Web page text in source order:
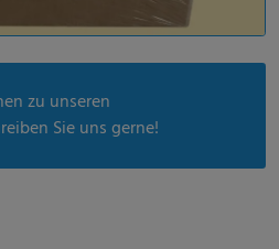
zu unseren
Sie uns gerne!